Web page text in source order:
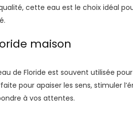
cette eau est le choix idéal
maison
de Floride est souvent utilisée
pour apaiser les sens, stimuler
à vos attentes.